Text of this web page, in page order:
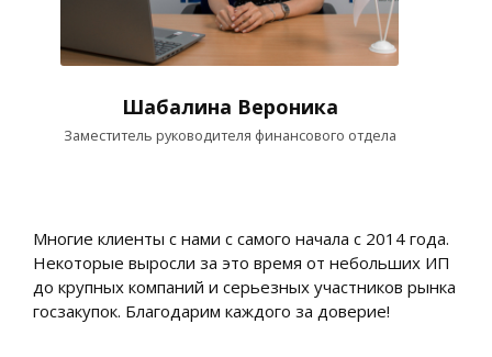
Шабалина Вероника
Заместитель руководителя финансового отдела
Многие клиенты с нами с самого начала с 2014 года.
Некоторые выросли за это время от небольших ИП
до крупных компаний и серьезных участников рынка
госзакупок. Благодарим каждого за доверие!